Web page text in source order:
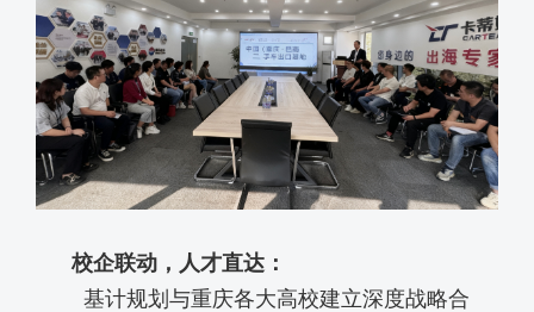
校企联动，人才直达：
基计规划 与重庆各大高校建立深度战略合